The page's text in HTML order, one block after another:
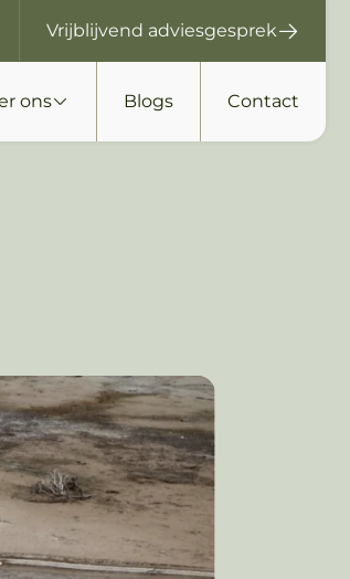
Vrijblijvend adviesgesprek
ons Blogs Contact